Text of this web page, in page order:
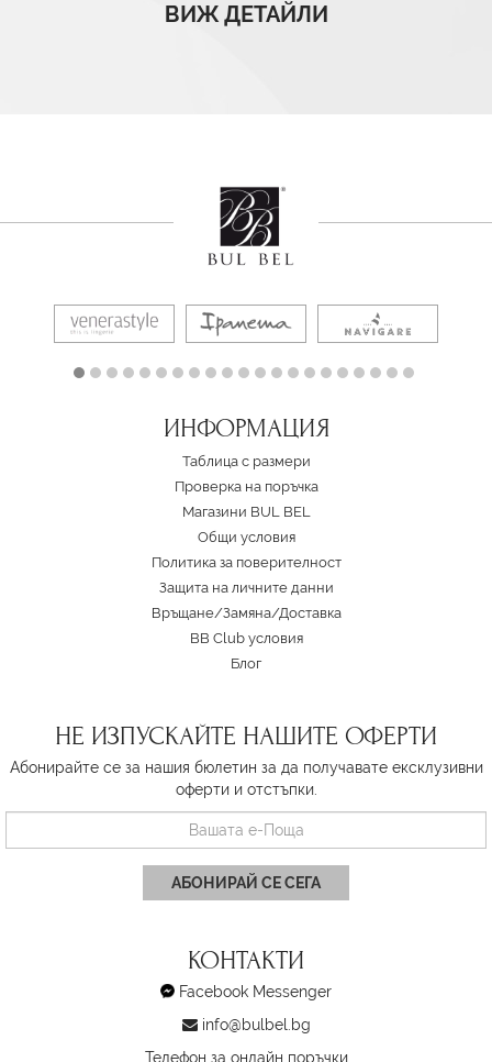
ВИЖ ДЕТАЙЛИ
ИНФОРМАЦИЯ
Таблица с размери
Проверка на поръчка
Магазини BUL BEL
Oбщи условия
Политика за поверителност
Защита на личните данни
Връщане/Замяна/Доставка
BB Club условия
Блог
НЕ ИЗПУСКАЙТЕ НАШИТЕ ОФЕРТИ
Абонирайте се за нашия бюлетин за да получавате ексклузивни
оферти и отстъпки.
АБОНИРАЙ СЕ СЕГА
КОНТАКТИ
Facebook Messenger
info@bulbel.bg
Телефон за онлайн поръчки